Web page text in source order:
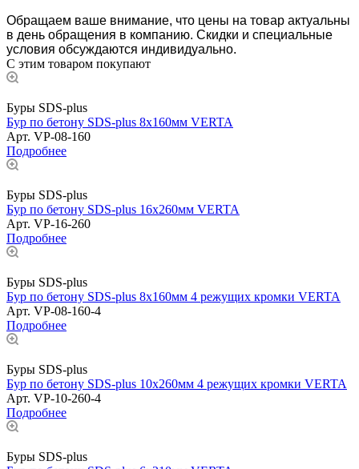
Обращаем ваше внимание, что цены на товар актуальны
в день обращения в компанию. Скидки и специальные
условия обсуждаются индивидуально.
С этим товаром покупают
Буры SDS-plus
Бур по бетону SDS-plus 8х160мм VERTA
Арт. VP-08-160
Подробнее
Буры SDS-plus
Бур по бетону SDS-plus 16х260мм VERTA
Арт. VP-16-260
Подробнее
Буры SDS-plus
Бур по бетону SDS-plus 8х160мм 4 режущих кромки VERTA
Арт. VP-08-160-4
Подробнее
Буры SDS-plus
Бур по бетону SDS-plus 10х260мм 4 режущих кромки VERTA
Арт. VP-10-260-4
Подробнее
Буры SDS-plus